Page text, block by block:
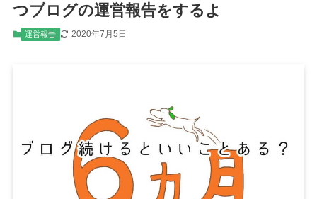
つブログの運営報告をするよ
運営報告 2020年7月5日